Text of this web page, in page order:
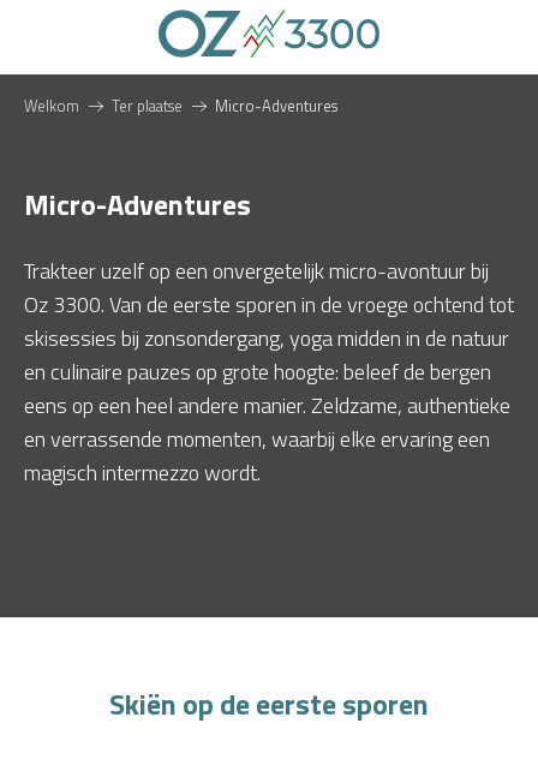
contenu
principal
Welkom Ter plaatse Micro-Adventures
Micro-Adventures
Trakteer uzelf op een onvergetelijk micro-avontuur bij
Oz 3300. Van de eerste sporen in de vroege ochtend tot
skisessies bij zonsondergang, yoga midden in de natuur
en culinaire pauzes op grote hoogte: beleef de bergen
eens op een heel andere manier. Zeldzame, authentieke
en verrassende momenten, waarbij elke ervaring een
magisch intermezzo wordt.
Skiën op de eerste sporen